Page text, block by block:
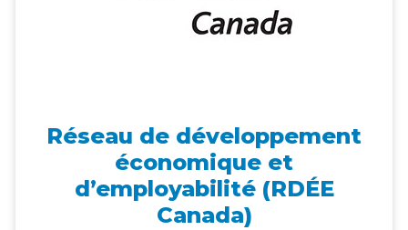
Réseau de développement
économique et
d’employabilité (RDÉE
Canada)